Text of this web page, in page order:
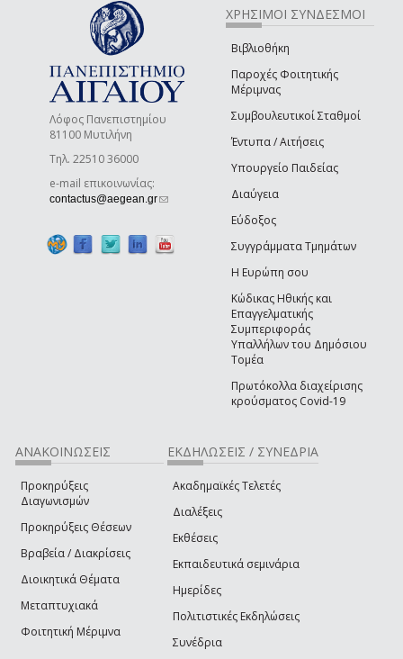
Λόφος Πανεπιστημίου
81100 Μυτιλήνη
Τηλ. 22510 36000
e-mail επικοινωνίας:
contactus@aegean.gr(link sends e-mail)
ΧΡΗΣΙΜΟΙ ΣΥΝΔΕΣΜΟΙ
Βιβλιοθήκη
Παροχές Φοιτητικής
Μέριμνας
Συμβουλευτικοί Σταθμοί
Έντυπα / Αιτήσεις
Υπουργείο Παιδείας
Διαύγεια
Εύδοξος
Συγγράμματα Τμημάτων
Η Ευρώπη σου
Κώδικας Ηθικής και
Επαγγελματικής
Συμπεριφοράς
Υπαλλήλων του Δημόσιου
Τομέα
Πρωτόκολλα διαχείρισης
κρούσματος Covid-19
ΑΝΑΚΟΙΝΩΣΕΙΣ
Προκηρύξεις
Διαγωνισμών
Προκηρύξεις Θέσεων
Βραβεία / Διακρίσεις
Διοικητικά Θέματα
Μεταπτυχιακά
Φοιτητική Μέριμνα
ΕΚΔΗΛΩΣΕΙΣ / ΣΥΝΕΔΡΙΑ
Ακαδημαϊκές Τελετές
Διαλέξεις
Εκθέσεις
Εκπαιδευτικά σεμινάρια
Ημερίδες
Πολιτιστικές Εκδηλώσεις
Συνέδρια